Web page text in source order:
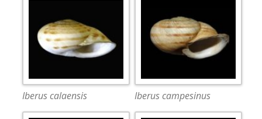
Iberus calaensis Iberus campesinus